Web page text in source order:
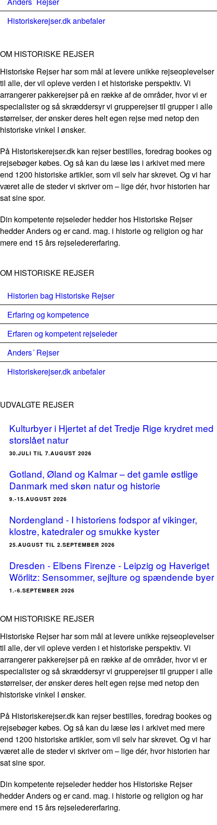
Historiskerejser.dk anbefaler
OM HISTORISKE REJSER
Historiske Rejser har som mål at levere unikke rejseoplevelser
til alle, der vil opleve verden i et historiske perspektiv. Vi
arrangerer pakkerejser på en række af de områder, hvor vi er
specialister og så skræddersyr vi grupperejser til grupper i alle
størrelser, der ønsker deres helt egen rejse med netop den
historiske vinkel I ønsker.
På Historiskerejser.dk kan rejser bestilles, foredrag bookes og
rejsebøger købes. Og så kan du læse løs i arkivet med mere
end 1200 historiske artikler, som vil selv har skrevet. Og vi har
været alle de steder vi skriver om – lige dér, hvor historien har
sat sine spor.
Din kompetente rejseleder hedder hos Historiske Rejser
hedder Anders og er cand. mag. i historie og religion og har
mere end 15 års rejseledererfaring.
OM HISTORISKE REJSER
Historien bag Historiske Rejser
Erfaring og kompetence
Erfaren og kompetent rejseleder
Anders´ Rejser
Historiskerejser.dk anbefaler
UDVALGTE REJSER
Kulturbyer i Hjertet af det Tredje Rige krydret med
storslået natur
30.JULI TIL 7.AUGUST 2026
Gotland, Øland og Kalmar – det gamle østlige
Danmark med skøn natur og historie
9.-15.AUGUST 2026
Nordengland - I historiens fodspor af vikinger,
klostre, katedraler og smukke kyster
25.AUGUST TIL 2.SEPTEMBER 2026
Dresden - Elbens Firenze - Leipzig og Haveriget
Wörlitz: Sensommer, sejlture og spændende byer
1.-6.SEPTEMBER 2026
OM HISTORISKE REJSER
Historiske Rejser har som mål at levere unikke rejseoplevelser
til alle, der vil opleve verden i et historiske perspektiv. Vi
arrangerer pakkerejser på en række af de områder, hvor vi er
specialister og så skræddersyr vi grupperejser til grupper i alle
størrelser, der ønsker deres helt egen rejse med netop den
historiske vinkel I ønsker.
På Historiskerejser.dk kan rejser bestilles, foredrag bookes og
rejsebøger købes. Og så kan du læse løs i arkivet med mere
end 1200 historiske artikler, som vil selv har skrevet. Og vi har
været alle de steder vi skriver om – lige dér, hvor historien har
sat sine spor.
Din kompetente rejseleder hedder hos Historiske Rejser
hedder Anders og er cand. mag. i historie og religion og har
mere end 15 års rejseledererfaring.